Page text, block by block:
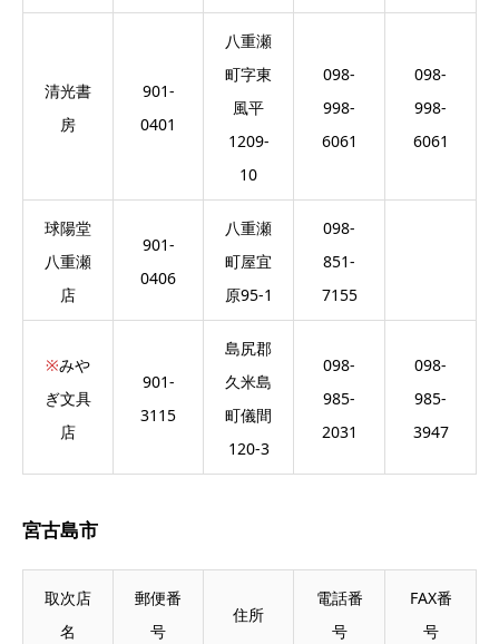
清光書
房
901-
0401
八重瀬
町字東
風平
1209-
10
098-
998-
6061
098-
998-
6061
球陽堂
八重瀬
店
901-
0406
八重瀬
町屋宜
原95-1
098-
851-
7155
※みや
ぎ文具
店
901-
3115
島尻郡
久米島
町儀間
120-3
098-
985-
2031
098-
985-
3947
宮古島市
取次店
名
郵便番
号
住所
電話番
号
FAX番
号